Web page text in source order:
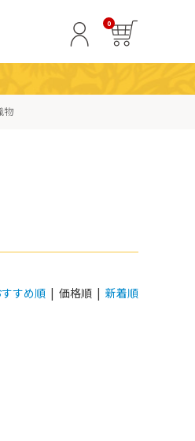
0
物
すすめ順 | 価格順 | 新着順